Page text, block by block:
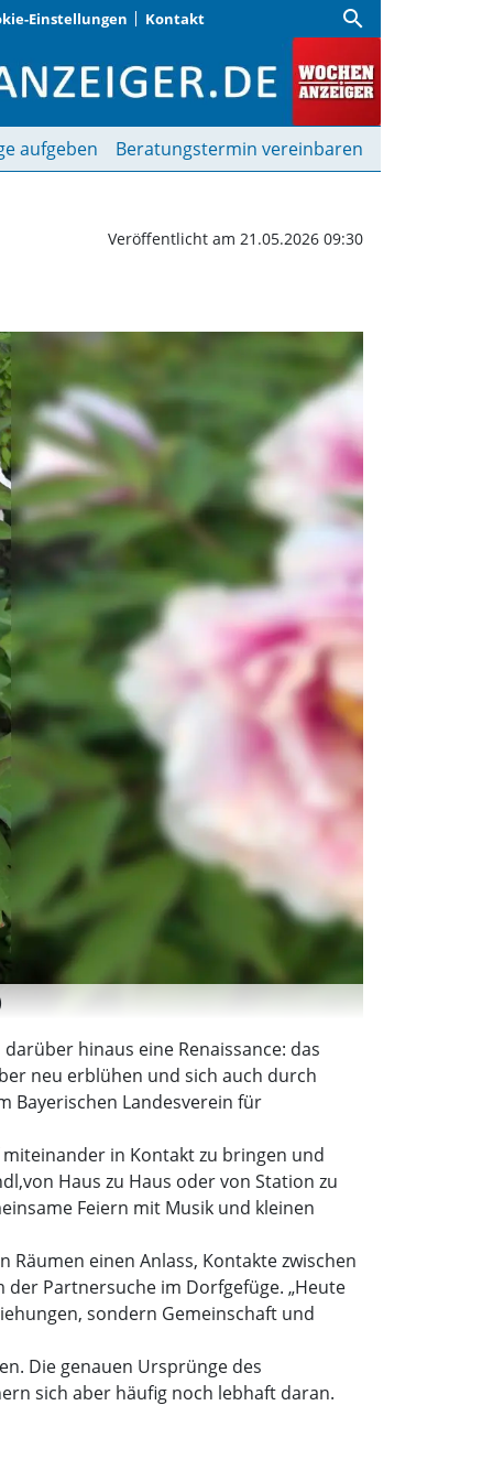
Einstellungen Kontakt search
Alter, bayerischer
aufgeben Beratungstermin vereinbaren
Veröffentlicht am 21.05.2026 09:30
hinaus eine Renaissance: das
neu erblühen und sich auch durch
Bayerischen Landesverein für
in Kontakt zu bringen und
Haus zu Haus oder von Station zu
Feiern mit Musik und kleinen
einen Anlass, Kontakte zwischen
Partnersuche im Dorfgefüge. „Heute
sondern Gemeinschaft und
Die genauen Ursprünge des
sich aber häufig noch lebhaft daran.